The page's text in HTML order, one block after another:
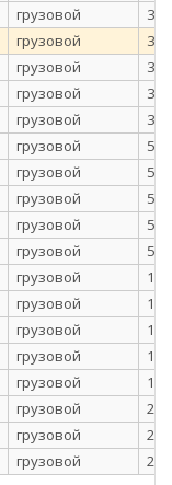
грузовой 30
грузовой 30
грузовой 30
грузовой 30
грузовой 30
грузовой 50
грузовой 50
грузовой 50
грузовой 50
грузовой 50
грузовой 100
грузовой 100
грузовой 100
грузовой 100
грузовой 100
грузовой 200
грузовой 200
грузовой 200